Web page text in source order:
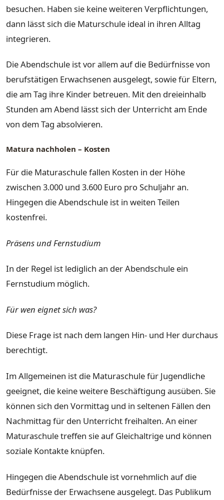
besuchen. Haben sie keine weiteren Verpflichtungen,
dann lässt sich die Maturschule ideal in ihren Alltag
integrieren.
Die Abendschule ist vor allem auf die Bedürfnisse von
berufstätigen Erwachsenen ausgelegt, sowie für Eltern,
die am Tag ihre Kinder betreuen. Mit den dreieinhalb
Stunden am Abend lässt sich der Unterricht am Ende
von dem Tag absolvieren.
Matura nachholen – Kosten
Für die Maturaschule fallen Kosten in der Höhe
zwischen 3.000 und 3.600 Euro pro Schuljahr an.
Hingegen die Abendschule ist in weiten Teilen
kostenfrei.
Präsens und Fernstudium
In der Regel ist lediglich an der Abendschule ein
Fernstudium möglich.
Für wen eignet sich was?
Diese Frage ist nach dem langen Hin- und Her durchaus
berechtigt.
Im Allgemeinen ist die Maturaschule für Jugendliche
geeignet, die keine weitere Beschäftigung ausüben. Sie
können sich den Vormittag und in seltenen Fällen den
Nachmittag für den Unterricht freihalten. An einer
Maturaschule treffen sie auf Gleichaltrige und können
soziale Kontakte knüpfen.
Hingegen die Abendschule ist vornehmlich auf die
Bedürfnisse der Erwachsene ausgelegt. Das Publikum